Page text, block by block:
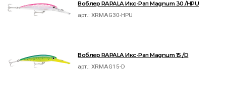
Воблер RAPALA Икс-Рап Magnum 30 /HPU
арт.:XRMAG30-HPU
Воблер RAPALA Икс-Рап Magnum 15 /D
арт.:XRMAG15-D